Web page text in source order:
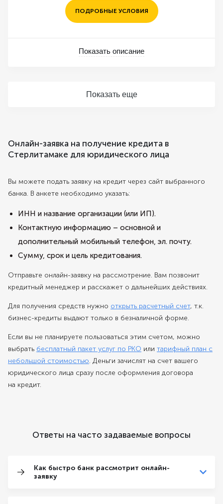
ПОДРОБНЫЕ УСЛОВИЯ
Показать описание
Показать еще
Онлайн-заявка на получение кредита в
Стерлитамаке для юридического лица
Вы можете подать заявку на кредит через сайт выбранного
банка. В анкете необходимо указать:
ИНН и название организации (или ИП).
Контактную информацию – основной и
дополнительный мобильный телефон, эл. почту.
Сумму, срок и цель кредитования.
Отправьте онлайн-заявку на рассмотрение. Вам позвонит
кредитный менеджер и расскажет о дальнейших действиях.
Для получения средств нужно открыть расчетный счет, т.к.
бизнес-кредиты выдают только в безналичной форме.
Если вы не планируете пользоваться этим счетом, можно
выбрать бесплатный пакет услуг по РКО или тарифный план с
небольшой стоимостью. Деньги зачислят на счет вашего
юридического лица сразу после оформления договора
на кредит.
Ответы на часто задаваемые вопросы
Как быстро банк рассмотрит онлайн-
заявку